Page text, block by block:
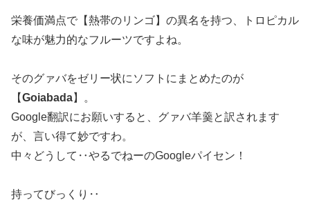
栄養価満点で【熱帯のリンゴ】の異名を持つ、トロピカル
な味が魅力的なフルーツですよね。
そのグァバをゼリー状にソフトにまとめたのが
【Goiabada】。
Google翻訳にお願いすると、グァバ羊羹と訳されます
が、言い得て妙ですわ。
中々どうして‥やるでねーのGoogleパイセン！
持ってびっくり‥